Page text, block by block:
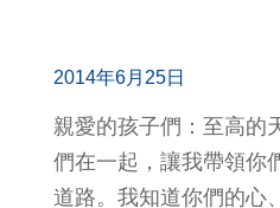
2014年6月25日
親愛的孩子們：至高的
們在一起，讓我帶領你
道路。我知道你們的心